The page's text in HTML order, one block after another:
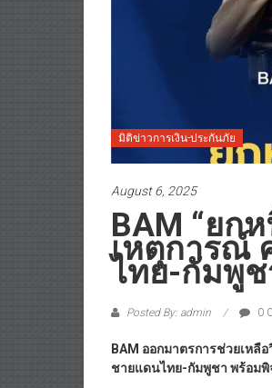
มิติข่าวการเงิน-ประกันภัย
August 6, 2025
BAM “ยก
เหตุการณ์
ไทย-กัมพูช
Posted By: admin 0
BAM ออกมาตรการช่วยเห
ชายแดนไทย-กัมพูชา พร้อมพิ